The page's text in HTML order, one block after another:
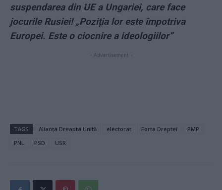
suspendarea din UE a Ungariei, care face
jocurile Rusiei! „Poziția lor este împotriva
Europei. Este o ciocnire a ideologiilor“
- Advertisement -
TAGS Alianța Dreapta Unită electorat Forta Dreptei
PMP
PNL
PSD USR